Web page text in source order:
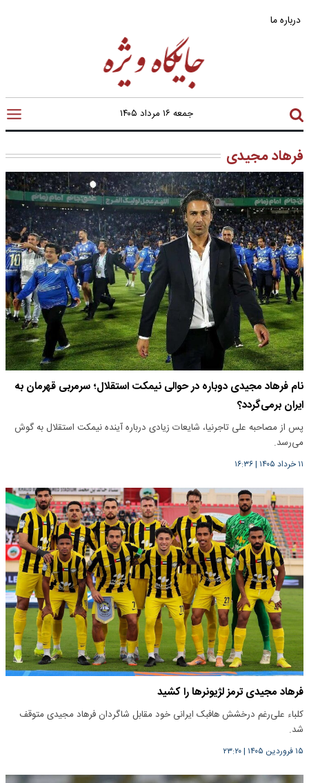
درباره ما
جمعه ۱۶ مرداد ۱۴۰۵
فرهاد مجیدی
نام فرهاد مجیدی دوباره در حوالی نیمکت استقلال؛ سرمربی قهرمان به
ایران برمی‌گردد؟
پس از مصاحبه علی تاجرنیا، شایعات زیادی درباره آینده نیمکت استقلال به گوش
می‌رسد.
۱۱ خرداد ۱۴۰۵ |۱۶:۳۶
فرهاد مجیدی ترمز لژیونرها را کشید
کلباء علی‌رغم درخشش هافبک ایرانی خود مقابل شاگردان فرهاد مجیدی متوقف
شد.
۱۵ فروردین ۱۴۰۵ |۲۳:۲۰